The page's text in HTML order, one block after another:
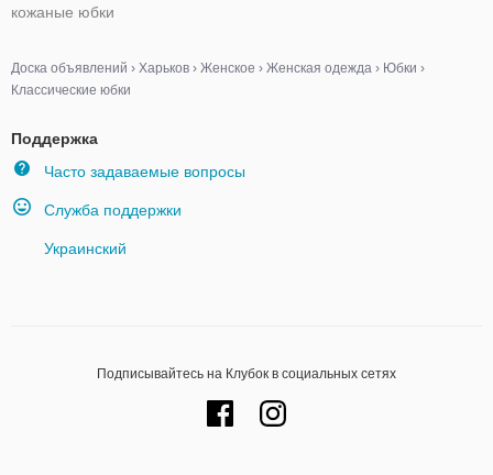
кожаные юбки
Доска объявлений › Харьков › Женское › Женская одежда › Юбки ›
Классические юбки
Поддержка
Часто задаваемые вопросы
Служба поддержки
Украинский
Подписывайтесь на Клубок в социальных сетях